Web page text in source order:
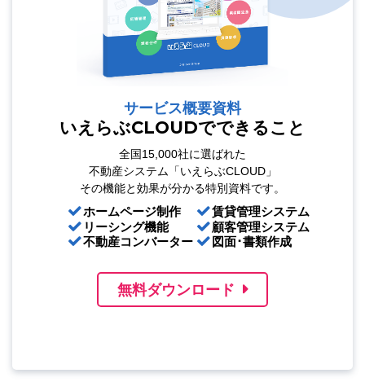
サービス概要資料
いえらぶCLOUDでできること
全国15,000社に選ばれた
不動産システム「いえらぶCLOUD」
その機能と効果が分かる特別資料です。
ホームページ制作
リーシング機能
不動産コンバーター
賃貸管理システム
顧客管理システム
図面･書類作成
無料ダウンロード